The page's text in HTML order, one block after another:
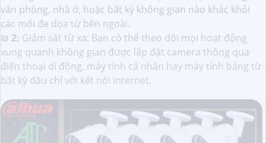
văn phòng, nhà ở, hoặc bất kỳ không gian nào khác khỏi
các mối đe dọa từ bên ngoài.
₪ 2: Giám sát từ xa: Bạn có thể theo dõi mọi hoạt động
xung quanh không gian được lắp đặt camera thông qua
điện thoại di động, máy tính cá nhân hay máy tính bảng từ
bất kỳ đâu chỉ với kết nối internet.